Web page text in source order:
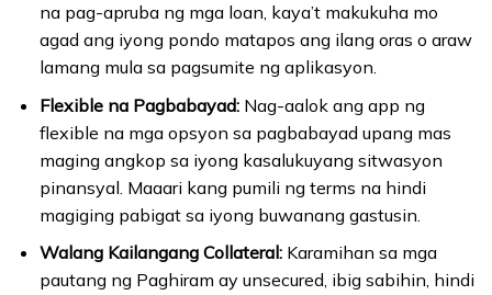
na pag-apruba ng mga loan, kaya’t makukuha mo
agad ang iyong pondo matapos ang ilang oras o araw
lamang mula sa pagsumite ng aplikasyon.
Flexible na Pagbabayad:Nag-aalok ang app ng
flexible na mga opsyon sa pagbabayad upang mas
maging angkop sa iyong kasalukuyang sitwasyon
pinansyal. Maaari kang pumili ng terms na hindi
magiging pabigat sa iyong buwanang gastusin.
Walang Kailangang Collateral:Karamihan sa mga
pautang ng Paghiram ay unsecured, ibig sabihin, hindi